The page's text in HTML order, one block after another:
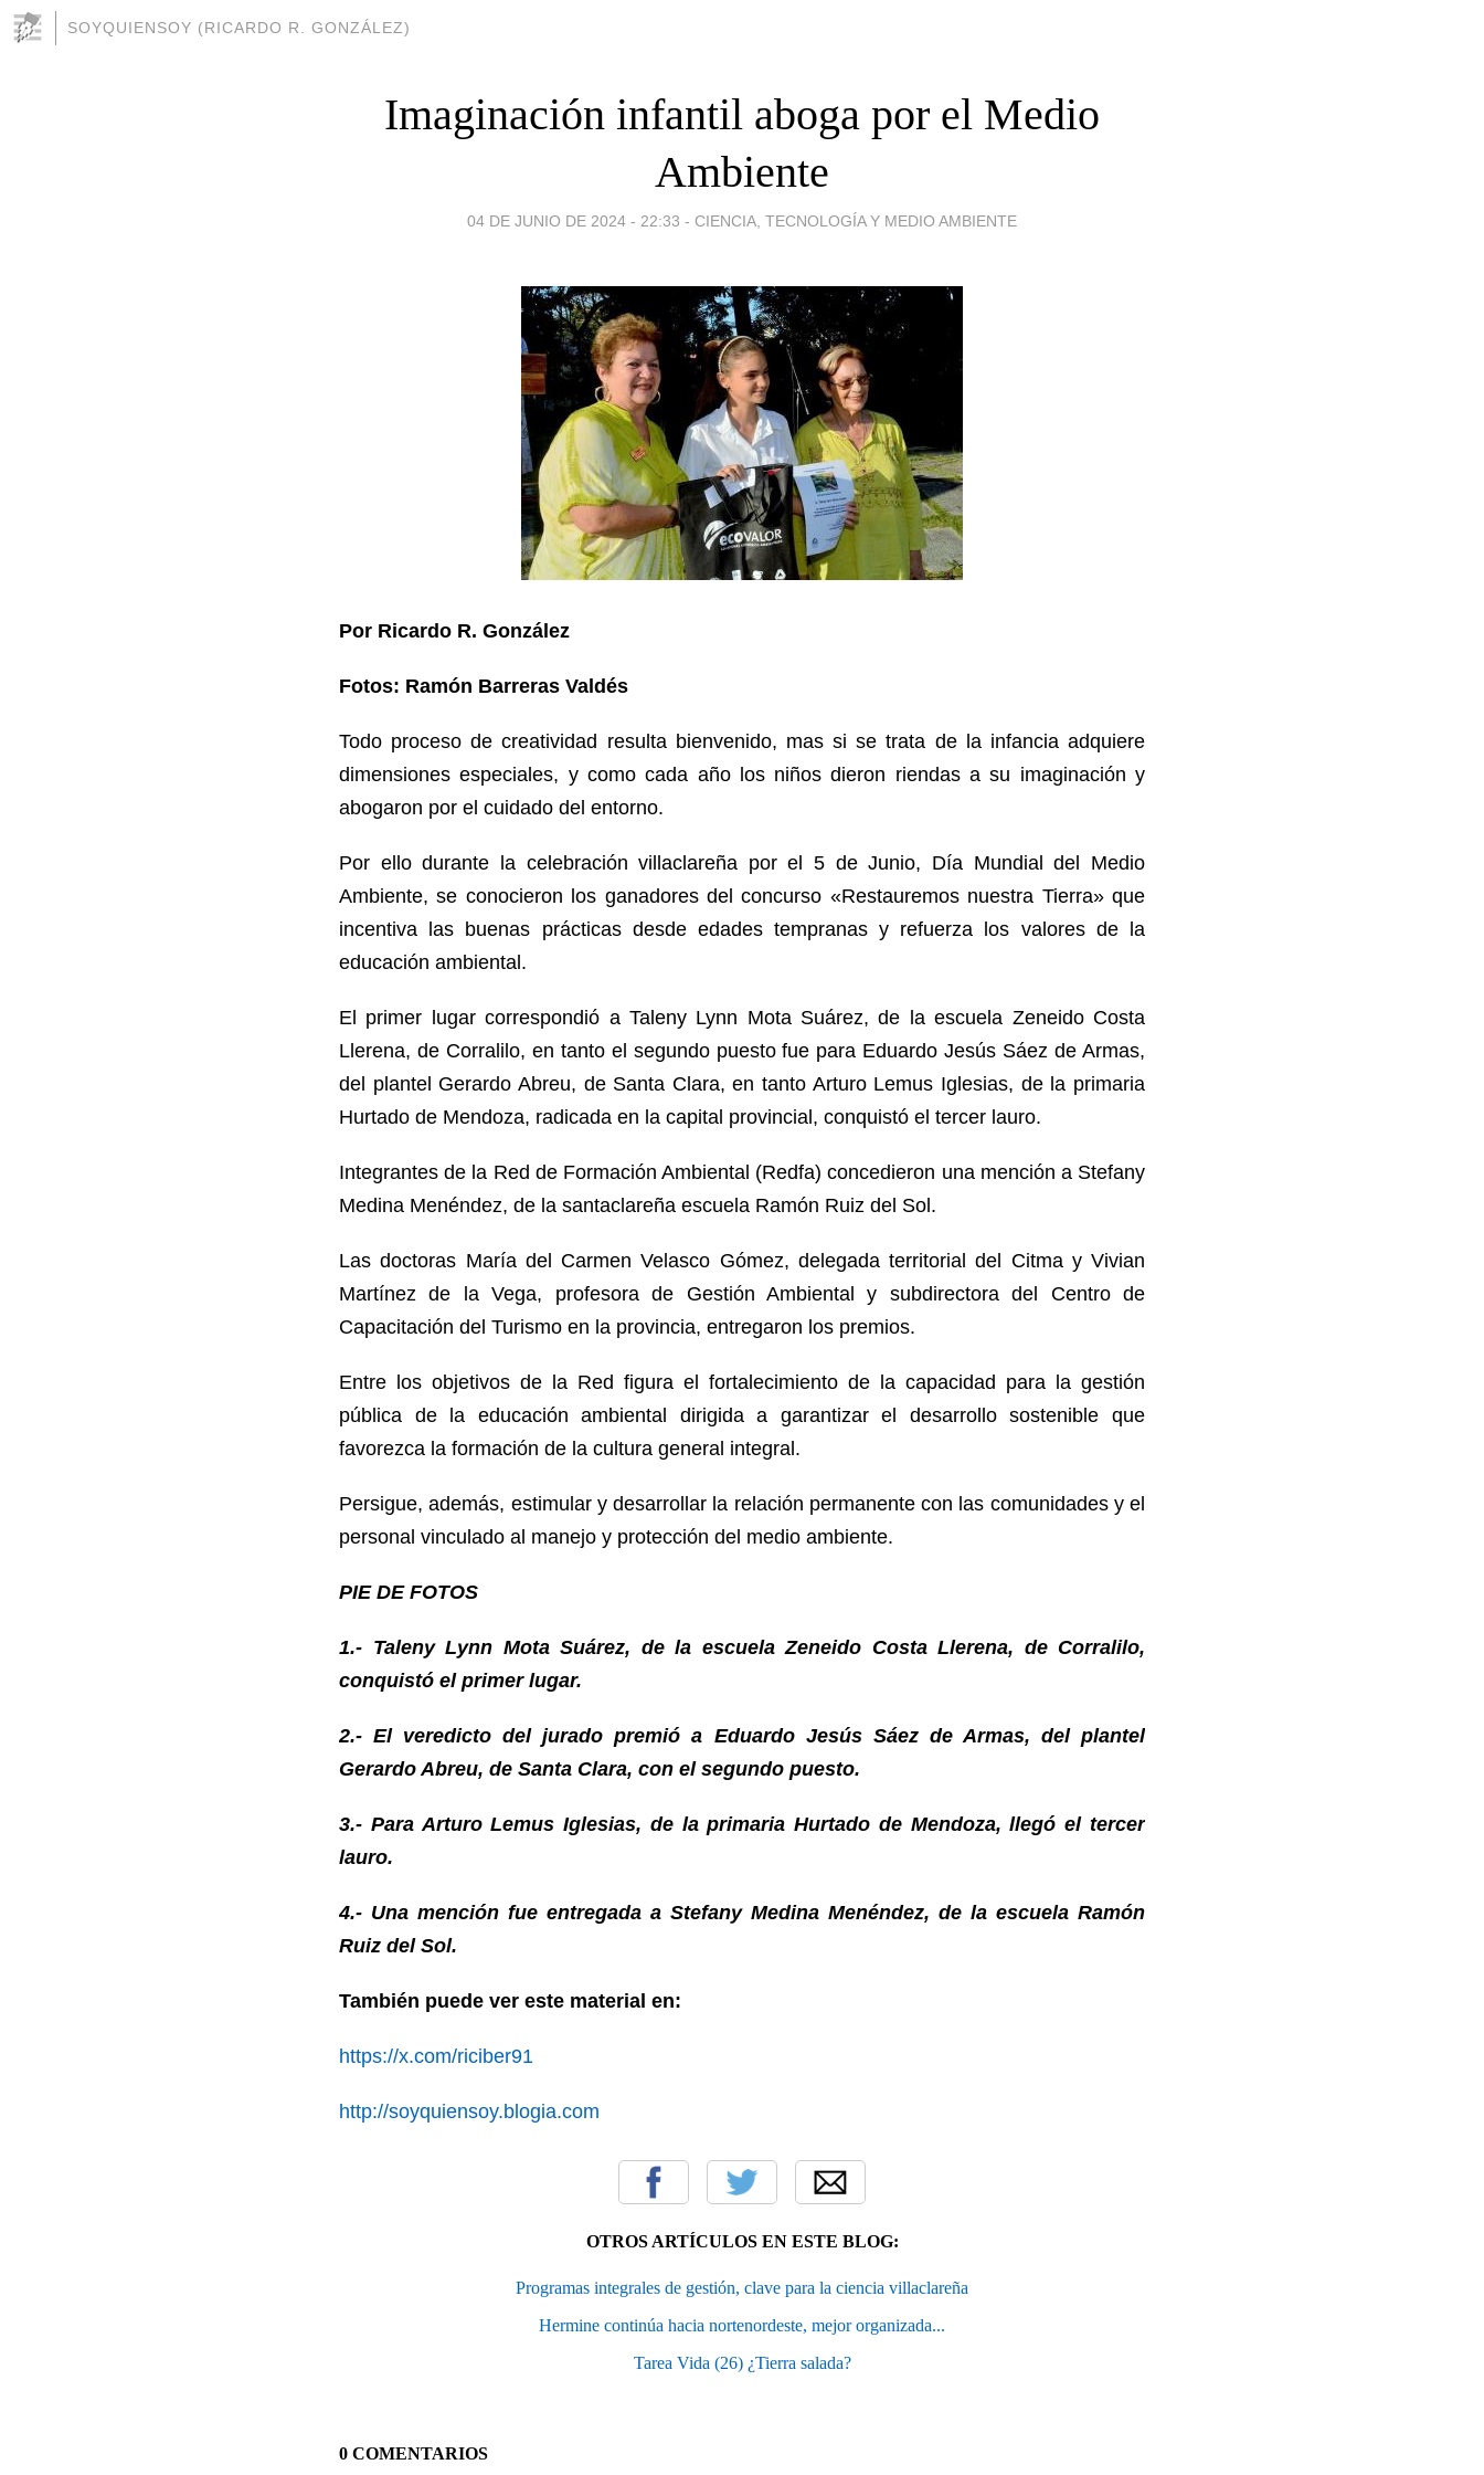
SOYQUIENSOY (RICARDO R. GONZÁLEZ)
Imaginación infantil aboga por el Medio
Ambiente
04 DE JUNIO DE 2024 - 22:33 - CIENCIA, TECNOLOGÍA Y MEDIO AMBIENTE
Por Ricardo R. González
Fotos: Ramón Barreras Valdés
Todo proceso de creatividad resulta bienvenido, mas si se trata de la infancia adquiere
dimensiones especiales, y como cada año los niños dieron riendas a su imaginación y
abogaron por el cuidado del entorno.
Por ello durante la celebración villaclareña por el 5 de Junio, Día Mundial del Medio
Ambiente, se conocieron los ganadores del concurso «Restauremos nuestra Tierra» que
incentiva las buenas prácticas desde edades tempranas y refuerza los valores de la
educación ambiental.
El primer lugar correspondió a Taleny Lynn Mota Suárez, de la escuela Zeneido Costa
Llerena, de Corralilo, en tanto el segundo puesto fue para Eduardo Jesús Sáez de Armas,
del plantel Gerardo Abreu, de Santa Clara, en tanto Arturo Lemus Iglesias, de la primaria
Hurtado de Mendoza, radicada en la capital provincial, conquistó el tercer lauro.
Integrantes de la Red de Formación Ambiental (Redfa) concedieron una mención a Stefany
Medina Menéndez, de la santaclareña escuela Ramón Ruiz del Sol.
Las doctoras María del Carmen Velasco Gómez, delegada territorial del Citma y Vivian
Martínez de la Vega, profesora de Gestión Ambiental y subdirectora del Centro de
Capacitación del Turismo en la provincia, entregaron los premios.
Entre los objetivos de la Red figura el fortalecimiento de la capacidad para la gestión
pública de la educación ambiental dirigida a garantizar el desarrollo sostenible que
favorezca la formación de la cultura general integral.
Persigue, además, estimular y desarrollar la relación permanente con las comunidades y el
personal vinculado al manejo y protección del medio ambiente.
PIE DE FOTOS
1.- Taleny Lynn Mota Suárez, de la escuela Zeneido Costa Llerena, de Corralilo,
conquistó el primer lugar.
2.- El veredicto del jurado premió a Eduardo Jesús Sáez de Armas, del plantel
Gerardo Abreu, de Santa Clara, con el segundo puesto.
3.- Para Arturo Lemus Iglesias, de la primaria Hurtado de Mendoza, llegó el tercer
lauro.
4.- Una mención fue entregada a Stefany Medina Menéndez, de la escuela Ramón
Ruiz del Sol.
También puede ver este material en:
https://x.com/riciber91
http://soyquiensoy.blogia.com
OTROS ARTÍCULOS EN ESTE BLOG:
Programas integrales de gestión, clave para la ciencia villaclareña
Hermine continúa hacia nortenordeste, mejor organizada...
Tarea Vida (26) ¿Tierra salada?
0 COMENTARIOS